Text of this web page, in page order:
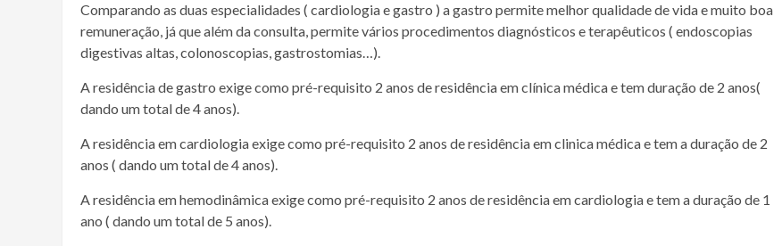
Comparando as duas especialidades ( cardiologia e gastro ) a gastro permite melhor qualidade de vida e muito boa
remuneração, já que além da consulta, permite vários procedimentos diagnósticos e terapêuticos ( endoscopias
digestivas altas, colonoscopias, gastrostomias…).
A residência de gastro exige como pré-requisito 2 anos de residência em clínica médica e tem duração de 2 anos(
dando um total de 4 anos).
A residência em cardiologia exige como pré-requisito 2 anos de residência em clinica médica e tem a duração de 2
anos ( dando um total de 4 anos).
A residência em hemodinâmica exige como pré-requisito 2 anos de residência em cardiologia e tem a duração de 1
ano ( dando um total de 5 anos).